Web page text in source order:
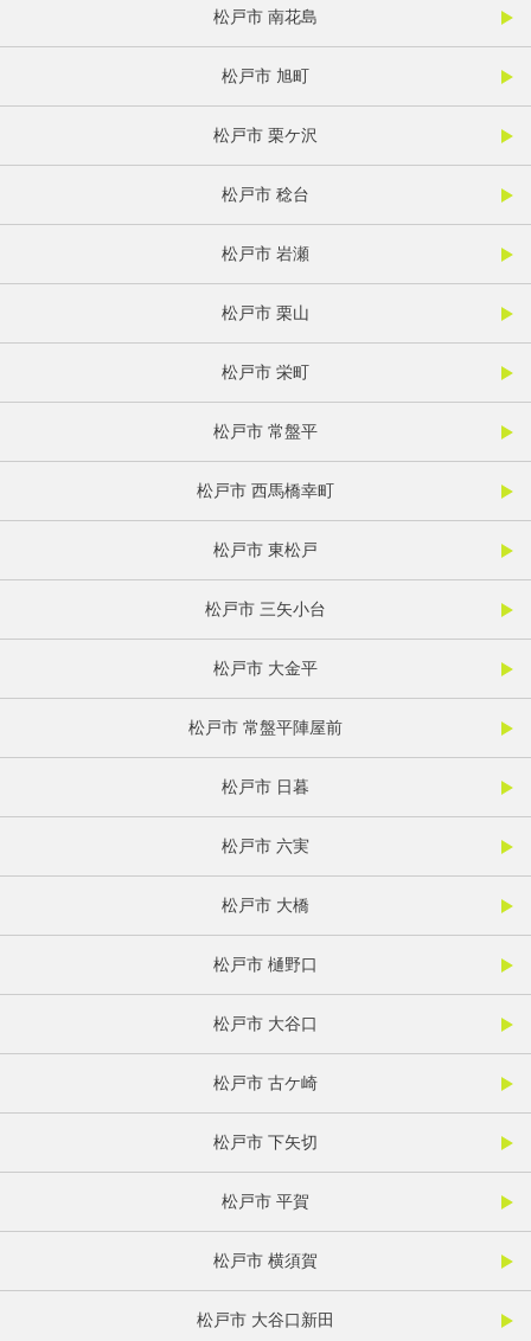
松戸市 南花島
松戸市 旭町
松戸市 栗ケ沢
松戸市 稔台
松戸市 岩瀬
松戸市 栗山
松戸市 栄町
松戸市 常盤平
松戸市 西馬橋幸町
松戸市 東松戸
松戸市 三矢小台
松戸市 大金平
松戸市 常盤平陣屋前
松戸市 日暮
松戸市 六実
松戸市 大橋
松戸市 樋野口
松戸市 大谷口
松戸市 古ケ崎
松戸市 下矢切
松戸市 平賀
松戸市 横須賀
松戸市 大谷口新田